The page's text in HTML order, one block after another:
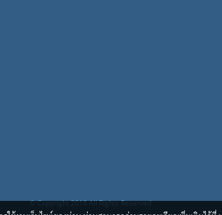
© Copyright 2018 All Rights Reserved